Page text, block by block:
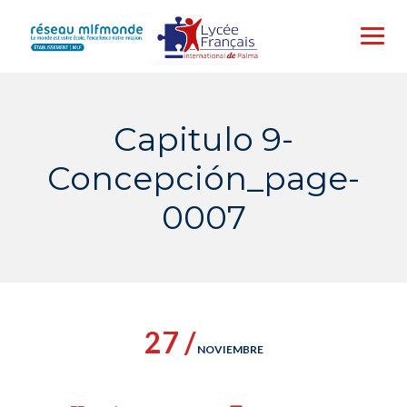
content
Capitulo 9-
Concepción_page-
0007
27 / NOVIEMBRE